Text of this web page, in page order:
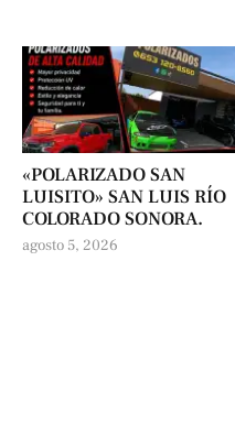
«POLARIZADO SAN
LUISITO» SAN LUIS RÍO
COLORADO SONORA.
agosto 5, 2026